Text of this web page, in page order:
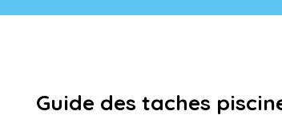
Guide des taches